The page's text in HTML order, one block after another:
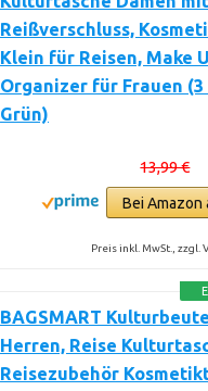
Reißverschluss,
Klein für Reisen, Make
Organizer für Frauen (3
Grün)
13,99 €
Bei Amazon
Preis inkl. MwSt., zzgl.
BAGSMART
Herren, Reise
Reisezubehör